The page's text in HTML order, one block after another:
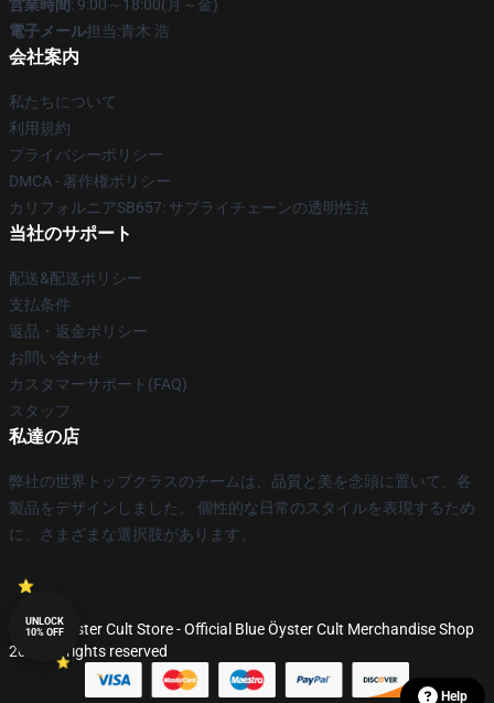
営業時間: 9:00～18:00(月～金)
電子メール担当:青木 浩
会社案内
私たちについて
利用規約
プライバシーポリシー
DMCA - 著作権ポリシー
カリフォルニアSB657: サプライチェーンの透明性法
当社のサポート
配送&配送ポリシー
支払条件
返品・返金ポリシー
お問い合わせ
カスタマーサポート(FAQ)
スタッフ
私達の店
弊社の世界トップクラスのチームは、品質と美を念頭に置いて、各
製品をデザインしました。 個性的な日常のスタイルを表現するため
に、さまざまな選択肢があります。
© Blue Öyster Cult Store - Official Blue Öyster Cult Merchandise Shop
2026 all rights reserved
Help
UNLOCK
10% OFF